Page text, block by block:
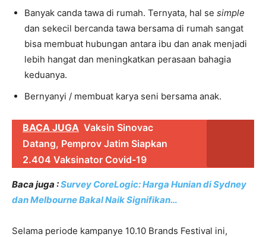
Banyak canda tawa di rumah. Ternyata, hal se simple
dan sekecil bercanda tawa bersama di rumah sangat
bisa membuat hubungan antara ibu dan anak menjadi
lebih hangat dan meningkatkan perasaan bahagia
keduanya.
Bernyanyi / membuat karya seni bersama anak.
BACA JUGA Vaksin Sinovac
Datang, Pemprov Jatim Siapkan
2.404 Vaksinator Covid-19
Baca juga :Survey CoreLogic: Harga Hunian di Sydney
dan Melbourne Bakal Naik Signifikan…
Selama periode kampanye 10.10 Brands Festival ini,